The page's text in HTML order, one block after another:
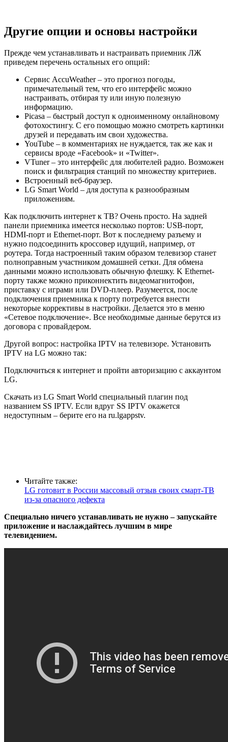
Другие опции и основы настройки
Прежде чем устанавливать и настраивать приемник ЛЖ
приведем перечень остальных его опций:
Сервис AccuWeather – это прогноз погоды,
примечательный тем, что его интерфейс можно
настраивать, отбирая ту или иную полезную
информацию.
Picasa – быстрый доступ к одноименному онлайновому
фотохостингу. С его помощью можно смотреть картинки
друзей и передавать им свои художества.
YouTube – в комментариях не нуждается, так же как и
сервисы вроде «Facebook» и «Twitter».
VTuner – это интерфейс для любителей радио. Возможен
поиск и фильтрация станций по множеству критериев.
Встроенный веб-браузер.
LG Smart World – для доступа к разнообразным
приложениям.
Как подключить интернет к ТВ? Очень просто. На задней
панели приемника имеется несколько портов: USB-порт,
HDMI-порт и Ethernet-порт. Вот к последнему разъему и
нужно подсоединить кроссовер идущий, например, от
роутера. Тогда настроенный таким образом телевизор станет
полноправным участником домашней сетки. Для обмена
данными можно использовать обычную флешку. K Ethernet-
порту также можно приконнектить видеомагнитофон,
приставку с играми или DVD-плеер. Разумеется, после
подключения приемника к порту потребуется внести
некоторые коррективы в настройки. Делается это в меню
«Сетевое подключение». Все необходимые данные берутся из
договора с провайдером.
Другой вопрос: настройка IPTV на телевизоре. Установить
IPTV на LG можно так:
Подключиться к интернет и пройти авторизацию с аккаунтом
LG.
Скачать из LG Smart World специальный плагин под
названием SS IPTV. Если вдруг SS IPTV окажется
недоступным – берите его на ru.lgappstv.
Читайте также:
LG готовит в России массовый отзыв своих смарт-ТВ
из-за опасного дефекта
Специально ничего устанавливать не нужно – запускайте
приложение и наслаждайтесь лучшим в мире
телевидением.